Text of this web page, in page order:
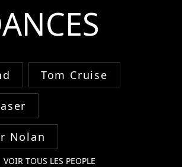
Tom Cruise
Nolan
VOIR TOUS LES PEOPLE